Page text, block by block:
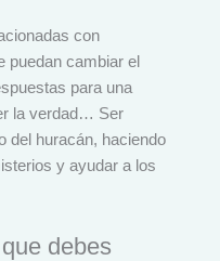
con
puedan cambiar el
para una
la verdad… Ser
del huracán, haciendo
y ayudar a los
debes